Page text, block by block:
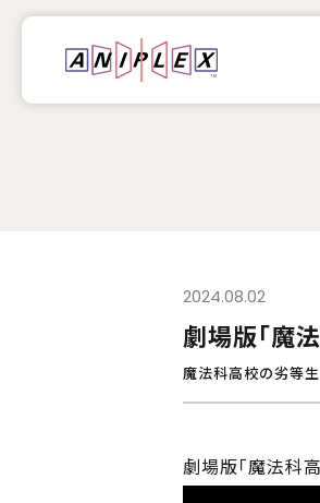
2024.08.02
劇場版「魔
魔法科高校の劣等
劇場版「魔法科